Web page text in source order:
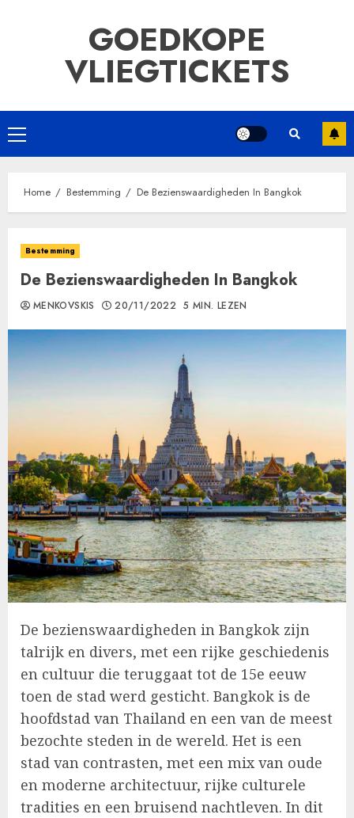
GOEDKOPE
VLIEGTICKETS
Primair
menu
Home Bestemming De Bezienswaardigheden In Bangkok
Bestemming
De Bezienswaardigheden In Bangkok
MENKOVSKIS 20/11/2022 5 MIN. LEZEN
De bezienswaardigheden in Bangkok zijn
talrijk en divers, met een rijke geschiedenis
en cultuur die teruggaat tot de 15e eeuw
toen de stad werd gesticht. Bangkok is de
hoofdstad van Thailand en een van de meest
bezochte steden in de wereld. Het is een
stad van contrasten, met een mix van oude
en moderne architectuur, rijke culturele
tradities en een bruisend nachtleven. In dit